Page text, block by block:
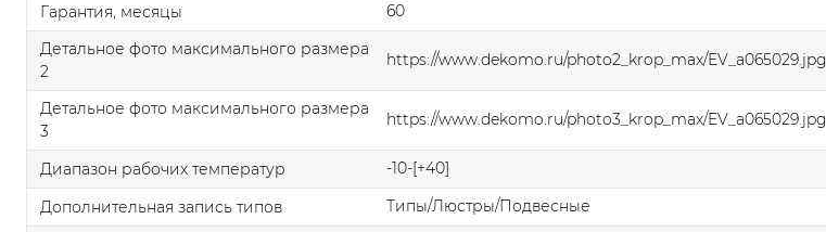
Гарантия, месяцы
60
Детальное фото максимального размера
2
https://www.dekomo.ru/photo2_krop_max/EV_a065029.jpg
Детальное фото максимального размера
3
https://www.dekomo.ru/photo3_krop_max/EV_a065029.jpg
Диапазон рабочих температур
-10-[+40]
Дополнительная запись типов
Типы/Люстры/Подвесные